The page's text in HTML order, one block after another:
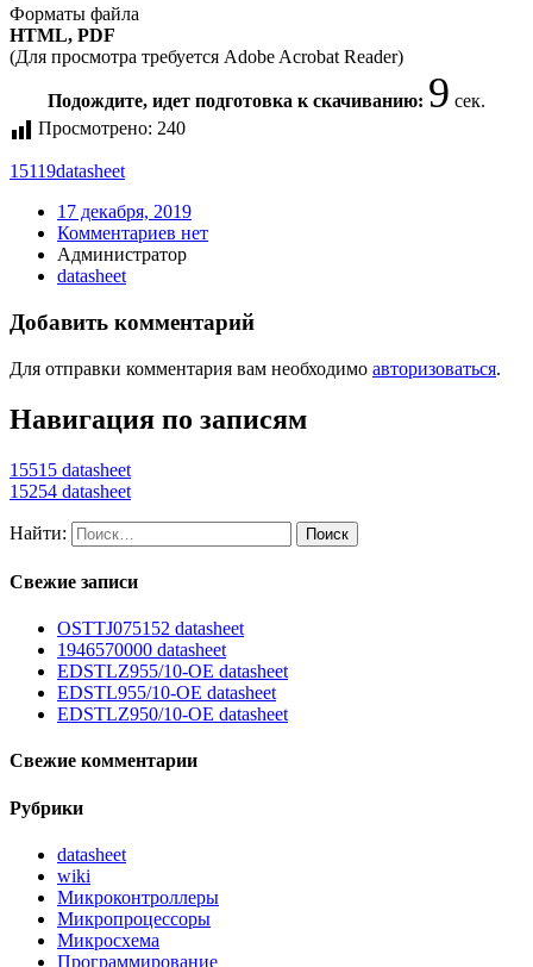
Форматы файла
HTML, PDF
(Для просмотра требуется Adobe Acrobat Reader)
Подождите, идет подготовка к скачиванию: 9 сек.
Просмотрено: 240
15119datasheet
17 декабря, 2019
Комментариев нет
Администратор
datasheet
Добавить комментарий
Для отправки комментария вам необходимо авторизоваться.
Навигация по записям
15515 datasheet
15254 datasheet
Найти:
Свежие записи
OSTTJ075152 datasheet
1946570000 datasheet
EDSTLZ955/10-OE datasheet
EDSTL955/10-OE datasheet
EDSTLZ950/10-OE datasheet
Свежие комментарии
Рубрики
datasheet
wiki
Микроконтроллеры
Микропроцессоры
Микросхема
Программирование